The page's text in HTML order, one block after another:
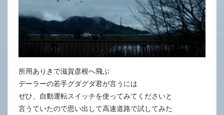
所用ありきで滋賀彦根へ飛ぶ
デーラーの若手グダグダ君が言うには
ぜひ、自動運転スイッチを使ってみてくださいと
言うていたので思い出して高速道路で試してみた